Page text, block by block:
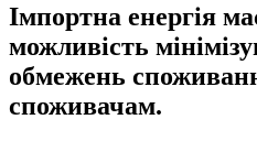
Імпортна енергія
можливість
обмежень
споживачам.